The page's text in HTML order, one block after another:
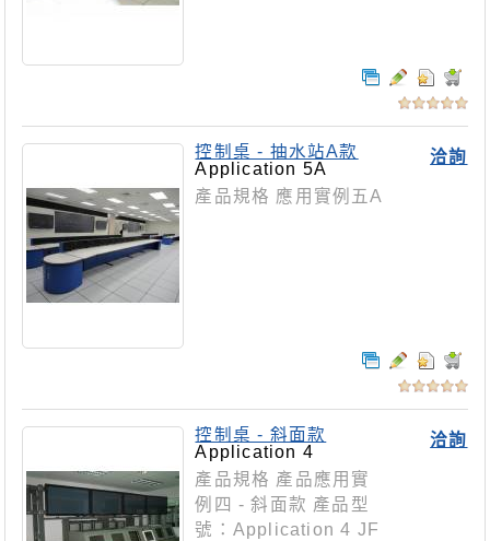
洽詢
控制桌 - 抽水站A款
Application 5A
產品規格 應用實例五A
洽詢
控制桌 - 斜面款
Application 4
產品規格 產品應用實
例四 - 斜面款 產品型
號：Application 4 JF